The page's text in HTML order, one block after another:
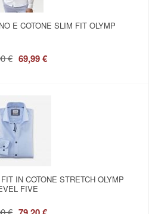
E COTONE SLIM FIT OLYMP
€ 69,99 €
IN COTONE STRETCH OLYMP
FIVE